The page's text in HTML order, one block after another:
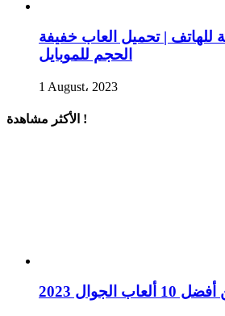
للهاتف | تحميل العاب خفيفة
الحجم للموبايل
1 August، 2023
الأكثر مشاهدة !
الجوال 2023